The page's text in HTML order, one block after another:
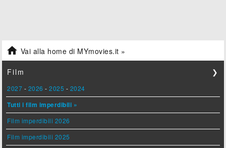
 Vai alla home di MYmovies.it »
Film ❯
2027 - 2026 -2025 - 2024
Tutti i film imperdibili »
Film imperdibili 2026
Film imperdibili 2025